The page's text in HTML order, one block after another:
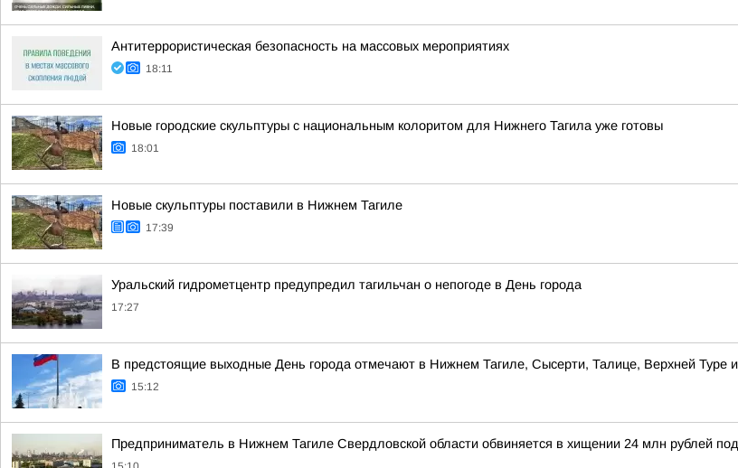
Антитеррористическая безопасность на массовых мероприятиях
18:11
Новые городские скульптуры с национальным колоритом для Нижнего Тагила уже готовы
18:01
Новые скульптуры поставили в Нижнем Тагиле
17:39
Уральский гидрометцентр предупредил тагильчан о непогоде в День города
17:27
В предстоящие выходные День города отмечают в Нижнем Тагиле, Сысерти, Талице, Верхней Туре
15:12
Предприниматель в Нижнем Тагиле Свердловской области обвиняется в хищении 24 млн рублей